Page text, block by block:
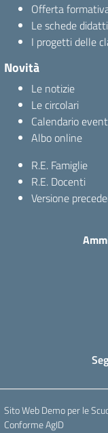
Offerta
Le schede
I progetti delle
Novità
Le notizie
Le circolari
Calendario
Albo online
R.E. Famiglie
R.E. Docenti
Versione
Sito Web Demo per le
Conforme AgID